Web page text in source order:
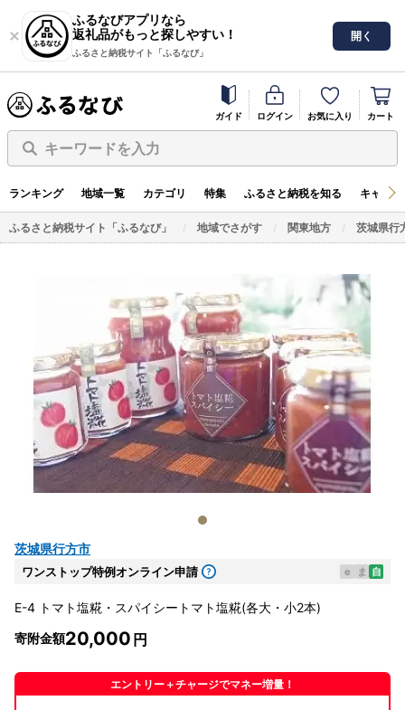
ふるなびアプリなら
返礼品がもっと探しやすい！
ふるさと納税サイト「ふるなび」
開く
ガイド ログイン お気に入り カート
キーワードを入力
ランキング 地域一覧 カテゴリ 特集 ふるさと納税を知る キャン
ふるさと納税サイト「ふるなび」 地域でさがす 関東地方 茨城県行
茨城県行方市
ワンストップ特例オンライン申請 e ま 自
E-4 トマト塩糀・スパイシートマト塩糀(各大・小2本)
寄附金額20,000
エントリー＋チャージでマネー増量！